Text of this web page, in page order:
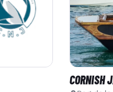
CORNISH